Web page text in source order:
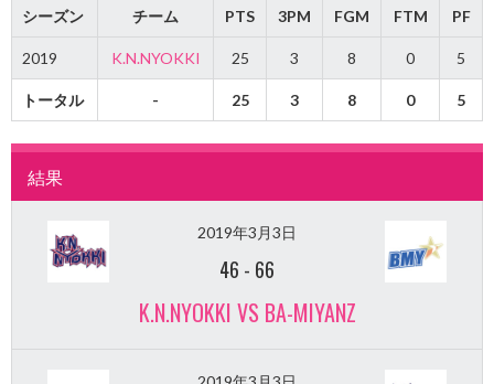
シーズン チーム PTS 3PM FGM FTM PF
2019 K.N.NYOKKI 25 3 8 0 5
トータル - 25 3 8 0 5
結果
2019年3月3日
46 - 66
K.N.NYOKKI VS BA-MIYANZ